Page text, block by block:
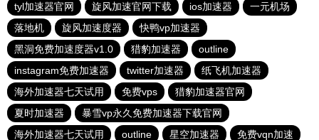
tyl加速器官网
旋风加速官网下载 ios加速器
一元机场
落地机
旋风加速度器
快鸭vp加速器
黑洞免费加速度器v1.0
猎豹加速器
outline
instagram免费加速器
twitter加速器
纸飞机加速器
海外加速器七天试用
免费vps
猎豹加速器官网
夏时加速器
暴雪vp永久免费加速器下载官网
海外加速器七天试用
outline 星空加速器 免费vqn加速